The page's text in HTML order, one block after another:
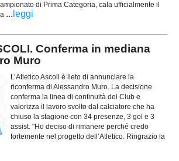
di Prima Categoria, cala ufficialmente il
... leggi
Conferma in mediana
Muro
L’Atletico Ascoli è lieto di annunciare la
riconferma di Alessandro Muro. La decisione
conferma la linea di continuità del Club e
valorizza il lavoro svolto dal calciatore che ha
chiuso la stagione con 34 presenze, 3 gol e 3
assist. "Ho deciso di rimanere perché credo
fortemente nel progetto dell’Atletico. Ringrazio la